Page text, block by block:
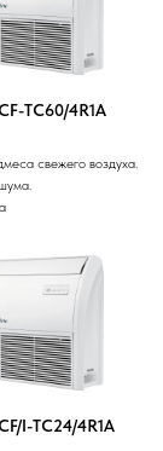
TC60/4R1A
свежего воздуха.
I-TC24/4R1A